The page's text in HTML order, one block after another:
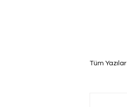
Tüm Yazılar